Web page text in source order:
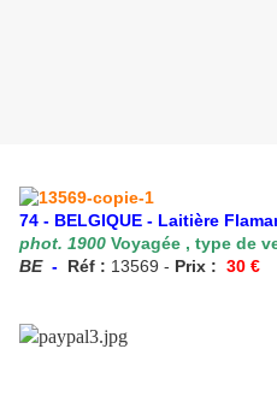
74 - BELGIQUE - Laitière
phot. 1900 Voyagée , type de
BE - Réf : 13569 - Prix : 30 €